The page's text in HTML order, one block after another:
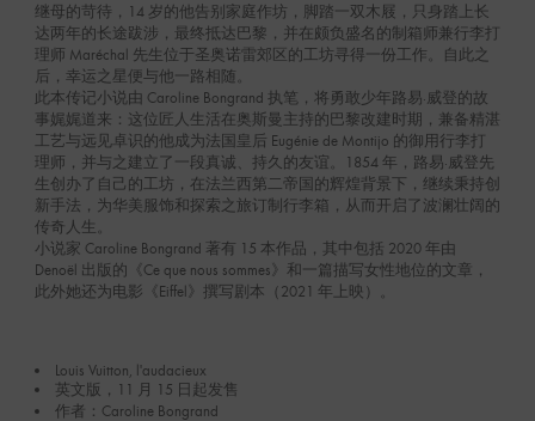
继母的苛待，14 岁的他告别家庭作坊，脚踏一双木屐，只身踏上长
达两年的长途跋涉，最终抵达巴黎，并在颇负盛名的制箱师兼行李打
理师 Maréchal 先生位于圣奥诺雷郊区的工坊寻得一份工作。自此之
后，幸运之星便与他一路相随。
此本传记小说由 Caroline Bongrand 执笔，将勇敢少年路易·威登的故
事娓娓道来：这位匠人生活在奥斯曼主持的巴黎改建时期，兼备精湛
工艺与远见卓识的他成为法国皇后 Eugénie de Montijo 的御用行李打
理师，并与之建立了一段真诚、持久的友谊。1854 年，路易·威登先
生创办了自己的工坊，在法兰西第二帝国的辉煌背景下，继续秉持创
新手法，为华美服饰和探索之旅订制行李箱，从而开启了波澜壮阔的
传奇人生。
小说家 Caroline Bongrand 著有 15 本作品，其中包括 2020 年由
Denoël 出版的《Ce que nous sommes》和一篇描写女性地位的文章，
此外她还为电影《Eiffel》撰写剧本（2021 年上映）。
Louis Vuitton, l'audacieux
英文版，11 月 15 日起发售
作者：Caroline Bongrand